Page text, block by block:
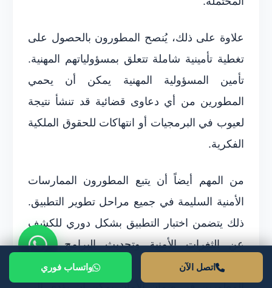
علاوة على ذلك، يُنصح المطورون بالحصول على
تغطية تأمينية شاملة تتعلق بمسؤولياتهم المهنية.
تأمين المسؤولية المهنية يمكن أن يحمي
المطورين من أي دعاوى قضائية قد تنشأ نتيجة
لعيوب في البرمجيات أو انتهاكات للحقوق الملكية
الفكرية.
من المهم أيضاً أن يتبع المطورون الممارسات
الأمنية السليمة في جميع مراحل تطوير التطبيق.
ذلك يتضمن اختبار التطبيق بشكل دوري للكشف
عن الثغرات الأمنية وتحديث البرامج بشكل
منتظم لحماية البيانات والمستخدمين. ففشل
اتصل الآن واتساب فوري